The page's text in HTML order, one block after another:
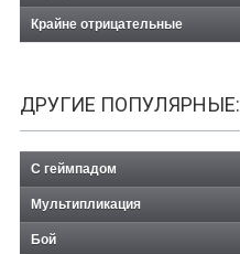
Крайне отрицательные
ДРУГИЕ ПОПУЛЯРНЫЕ:
С геймпадом
Мультипликация
Бой